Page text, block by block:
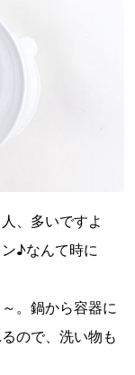
、多いですよ
♪なんて時に
。鍋から容器に
ので、洗い物も